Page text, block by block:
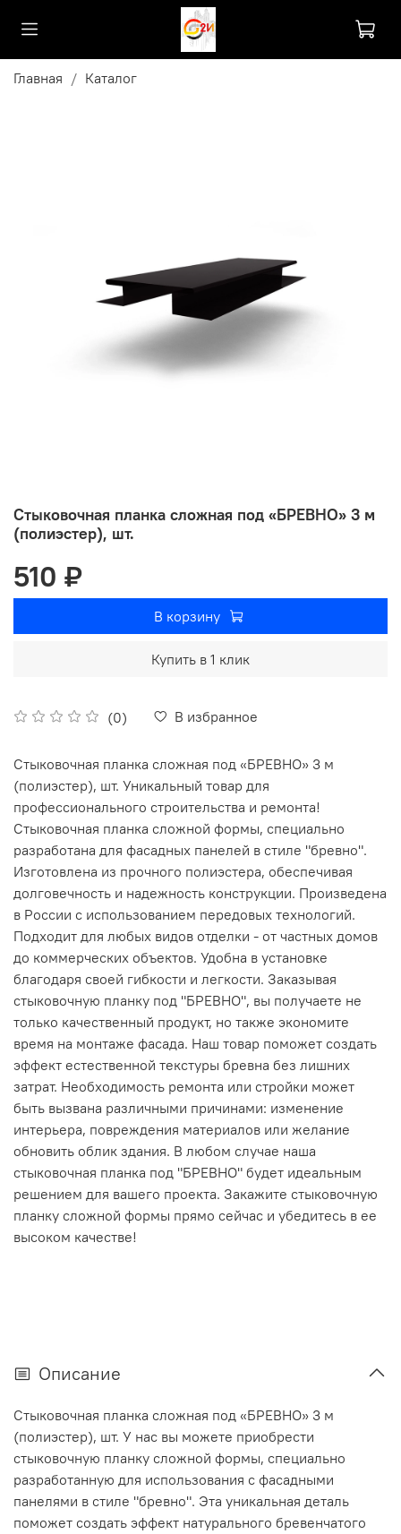
Главная Каталог
Стыковочная планка сложная под «БРЕВНО» 3 м
(полиэстер), шт.
(0) В избранное
510 ₽
В корзину
Купить в 1 клик
Стыковочная планка сложная под «БРЕВНО» 3 м
(полиэстер), шт. Уникальный товар для
профессионального строительства и ремонта!
Стыковочная планка сложной формы, специально
разработана для фасадных панелей в стиле "бревно".
Изготовлена из прочного полиэстера, обеспечивая
долговечность и надежность конструкции. Произведена
в России с использованием передовых технологий.
Подходит для любых видов отделки - от частных домов
до коммерческих объектов. Удобна в установке
благодаря своей гибкости и легкости. Заказывая
стыковочную планку под "БРЕВНО", вы получаете не
только качественный продукт, но также экономите
время на монтаже фасада. Наш товар поможет создать
эффект естественной текстуры бревна без лишних
затрат. Необходимость ремонта или стройки может
быть вызвана различными причинами: изменение
интерьера, повреждения материалов или желание
обновить облик здания. В любом случае наша
стыковочная планка под "БРЕВНО" будет идеальным
решением для вашего проекта. Закажите стыковочную
планку сложной формы прямо сейчас и убедитесь в ее
высоком качестве!
Описание
Стыковочная планка сложная под «БРЕВНО» 3 м
(полиэстер), шт. У нас вы можете приобрести
стыковочную планку сложной формы, специально
разработанную для использования с фасадными
панелями в стиле "бревно". Эта уникальная деталь
поможет создать эффект натурального бревенчатого